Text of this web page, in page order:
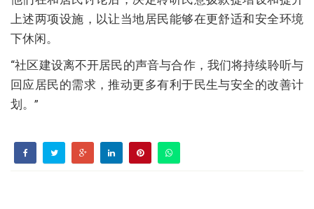
上述两项设施，以让当地居民能够在更舒适和安全环境
下休闲。
“社区建设离不开居民的声音与合作，我们将持续聆听与
回应居民的需求，推动更多有利于民生与安全的改善计
划。”